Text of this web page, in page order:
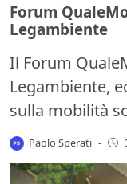
Forum
Legambiente
Il Forum
Legambiente,
sulla mobilità
Paolo Sperati -